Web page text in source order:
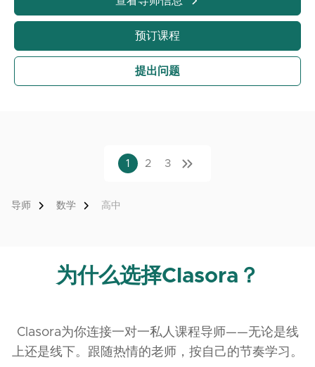
预订课程
提出问题
1 2 3
导师 数学 高中
为什么选择Clasora？
Clasora为你连接一对一私人课程导师——无论是线
上还是线下。跟随热情的老师，按自己的节奏学习。